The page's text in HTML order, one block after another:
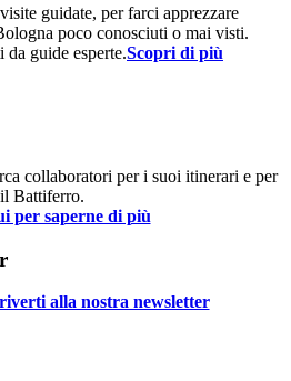
guidate, per farci apprezzare
poco conosciuti o mai visti.
guide esperte.Scopri di più
collaboratori per i suoi itinerari e per
il Battiferro.
per saperne di più
alla nostra newsletter